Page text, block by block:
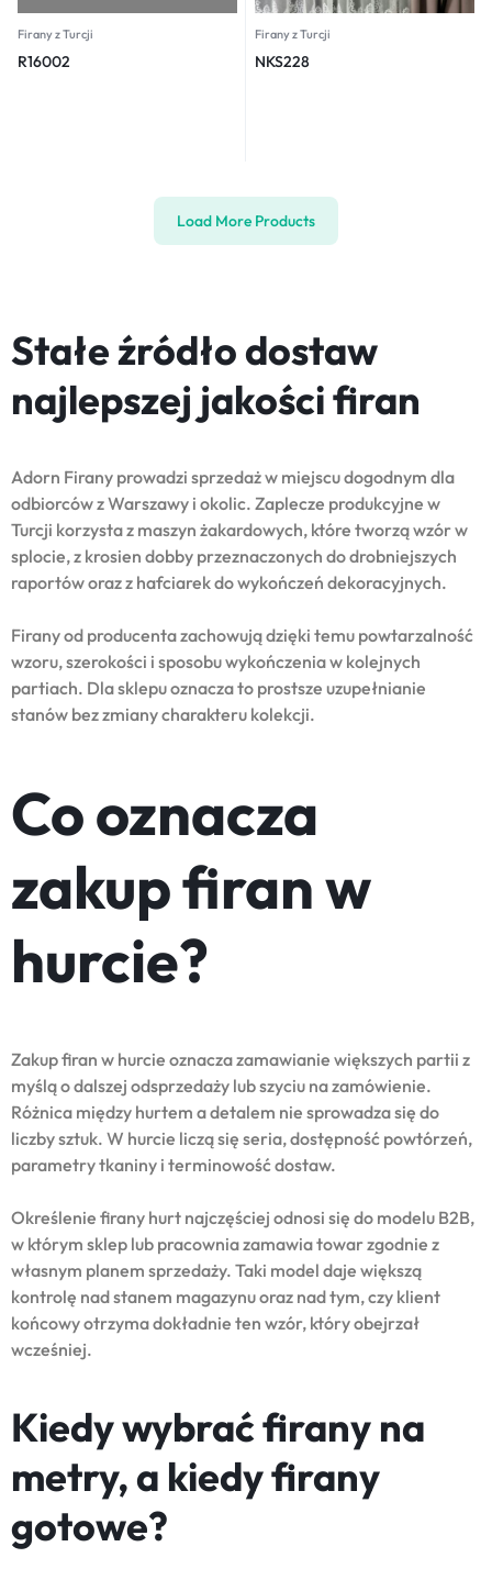
Firany z Turcji
R16002
Firany z Turcji
NKS228
Load More Products
Stałe źródło dostaw
najlepszej jakości firan
Adorn Firany prowadzi sprzedaż w miejscu dogodnym dla
odbiorców z Warszawy i okolic. Zaplecze produkcyjne w
Turcji korzysta z maszyn żakardowych, które tworzą wzór w
splocie, z krosien dobby przeznaczonych do drobniejszych
raportów oraz z hafciarek do wykończeń dekoracyjnych.
Firany od producenta zachowują dzięki temu powtarzalność
wzoru, szerokości i sposobu wykończenia w kolejnych
partiach. Dla sklepu oznacza to prostsze uzupełnianie
stanów bez zmiany charakteru kolekcji.
Co oznacza
zakup firan w
hurcie?
Zakup firan w hurcie oznacza zamawianie większych partii z
myślą o dalszej odsprzedaży lub szyciu na zamówienie.
Różnica między hurtem a detalem nie sprowadza się do
liczby sztuk. W hurcie liczą się seria, dostępność powtórzeń,
parametry tkaniny i terminowość dostaw.
Określenie firany hurt najczęściej odnosi się do modelu B2B,
w którym sklep lub pracownia zamawia towar zgodnie z
własnym planem sprzedaży. Taki model daje większą
kontrolę nad stanem magazynu oraz nad tym, czy klient
końcowy otrzyma dokładnie ten wzór, który obejrzał
wcześniej.
Kiedy wybrać firany na
metry, a kiedy firany
gotowe?